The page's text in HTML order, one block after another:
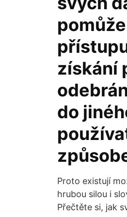
získání
do
Proto existují
hrubou silou i
Přečtěte si, jak